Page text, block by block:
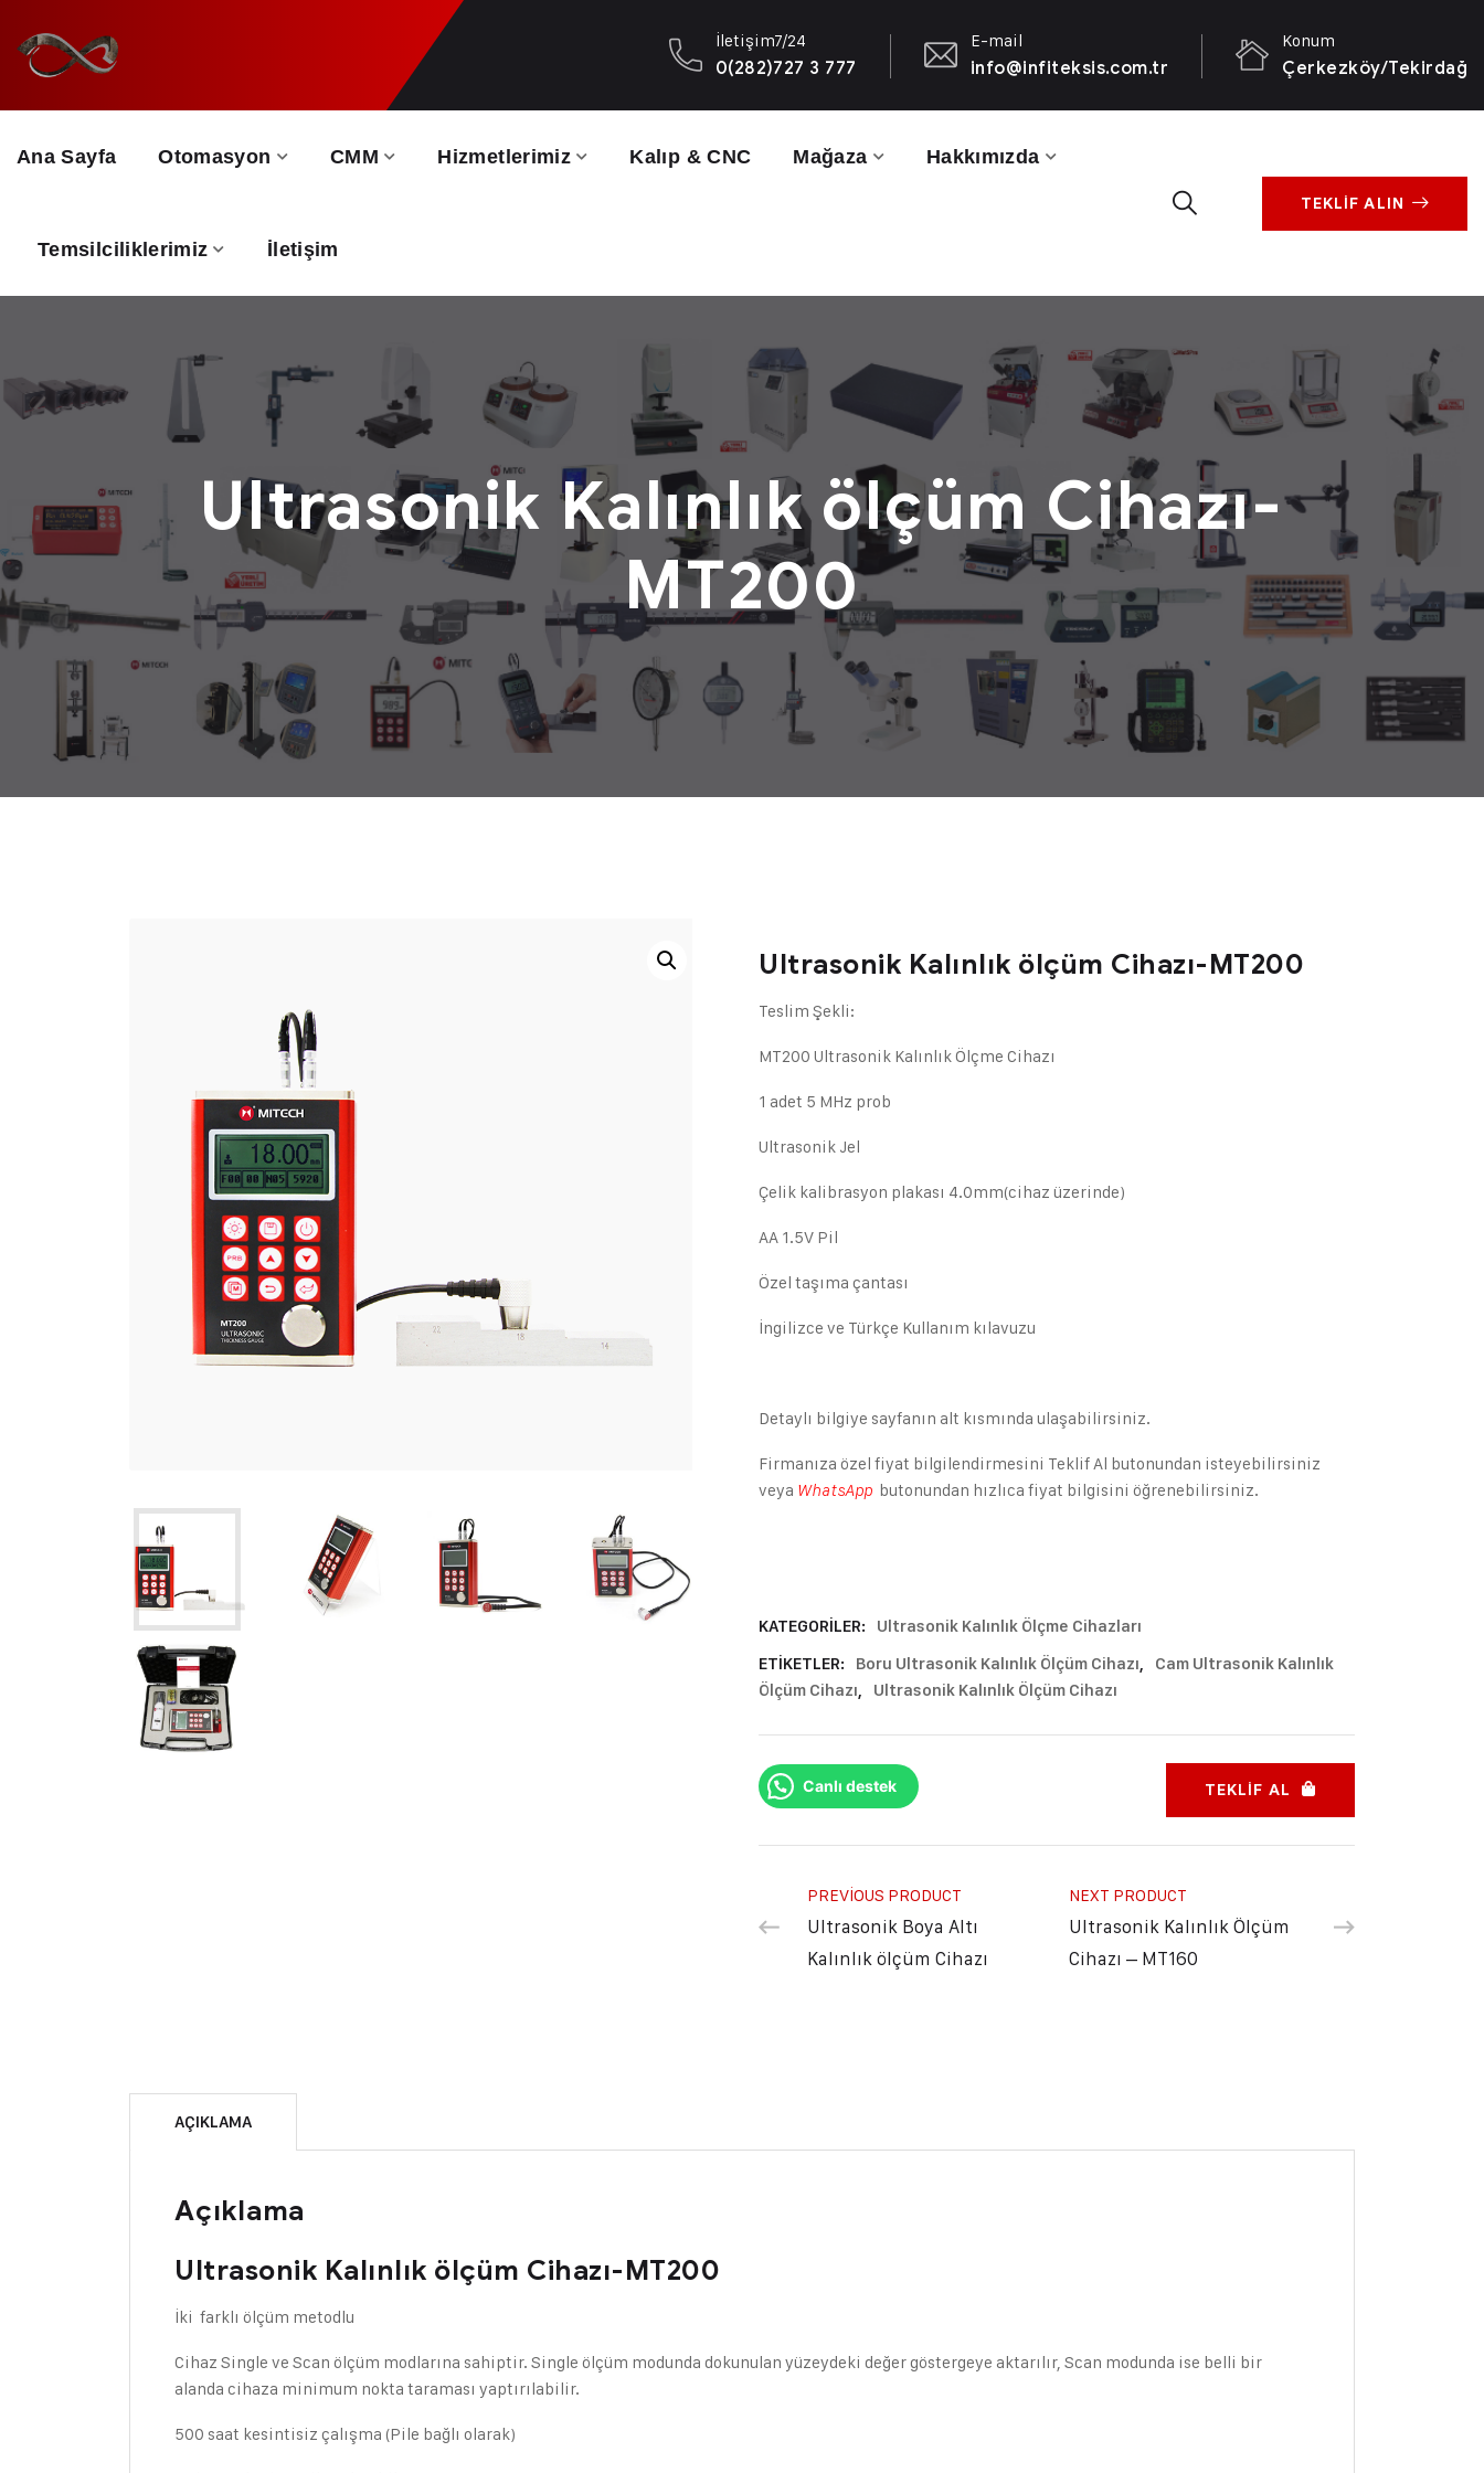
İletişim7/24
0(282)727 3 777
E-mail
info@infiteksis.com.tr
Konum
Çerkezköy/Tekirdağ
Ana Sayfa Otomasyon CMM Hizmetlerimiz Kalıp & CNC Mağaza Hakkımızda
Temsilciliklerimiz İletişim
TEKLİF ALIN
Ultrasonik Kalınlık ölçüm Cihazı-
MT200
Ultrasonik Kalınlık ölçüm Cihazı-MT200
Teslim Şekli:
MT200 Ultrasonik Kalınlık Ölçme Cihazı
1 adet 5 MHz prob
Ultrasonik Jel
Çelik kalibrasyon plakası 4.0mm(cihaz üzerinde)
AA 1.5V Pil
Özel taşıma çantası
İngilizce ve Türkçe Kullanım kılavuzu
Detaylı bilgiye sayfanın alt kısmında ulaşabilirsiniz.
Firmanıza özel fiyat bilgilendirmesini Teklif Al butonundan isteyebilirsiniz
veya WhatsApp butonundan hızlıca fiyat bilgisini öğrenebilirsiniz.
KATEGORILER:
Ultrasonik Kalınlık Ölçme Cihazları
ETIKETLER:
Boru Ultrasonik Kalınlık Ölçüm Cihazı,
Cam Ultrasonik Kalınlık
Ölçüm Cihazı, Ultrasonik Kalınlık Ölçüm Cihazı
Canlı destek TEKLIF AL
PREVIOUS PRODUCT
Ultrasonik Boya Altı
Kalınlık ölçüm Cihazı
NEXT PRODUCT
Ultrasonik Kalınlık Ölçüm
Cihazı – MT160
AÇIKLAMA
Açıklama
Ultrasonik Kalınlık ölçüm Cihazı-MT200
İki farklı ölçüm metodlu
Cihaz Single ve Scan ölçüm modlarına sahiptir. Single ölçüm modunda dokunulan yüzeydeki değer göstergeye aktarılır, Scan modunda ise belli bir
alanda cihaza minimum nokta taraması yaptırılabilir.
500 saat kesintisiz çalışma (Pile bağlı olarak)